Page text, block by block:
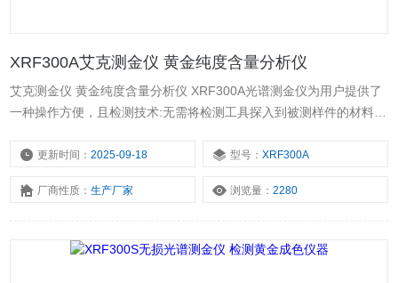
XRF300A艾克测金仪 黄金纯度含量分析仪
艾克测金仪 黄金纯度含量分析仪 XRF300A光谱测金仪为用户提供了
一种操作方便，且检测技术:无需将检测工具探入到被测样件的材料
出样件的克拉等级。无论您是购买黄金等贵金属，还是出售或生产珠
精确地判断克拉等级以及其它贵金属与非贵金属含量的快速方法。
更新时间：2025-09-18 型号：XRF300A
厂商性质：生产厂家 浏览量：2280